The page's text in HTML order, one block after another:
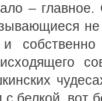
–
не
собственно